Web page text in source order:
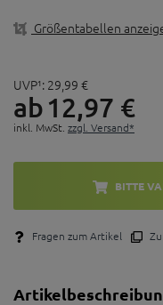
Handgelenk
Tragekomfort und
Handflächen mit
Nähten
Größentabellen
UVP¹: 29, 99 €
ab12,97 €
inkl. MwSt. zzgl. Versand*
BITTE
Fragen zum Artikel